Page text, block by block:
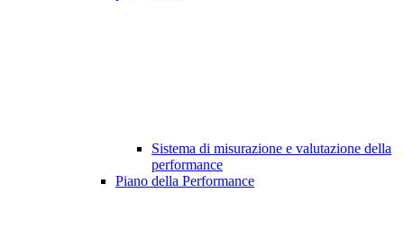
Sistema di misurazione e valutazione della
performance
Piano della Performance